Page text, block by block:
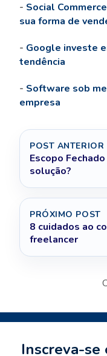
- Social
sua forma de
- Google investe
tendência
- Software sob
empresa
POST ANTERIOR
Escopo
solução?
PRÓXIMO POST
8 cuidados ao
freelancer
Inscreva-